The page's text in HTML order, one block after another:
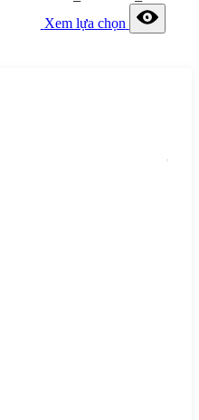
Xem lựa chọn